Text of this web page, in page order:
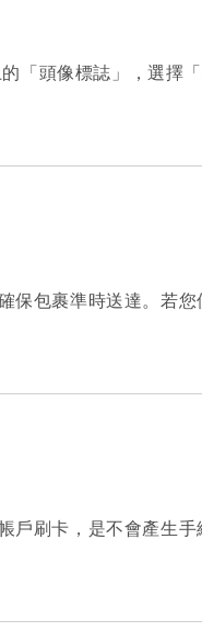
「頭像標誌」，選擇
保包裹準時送達。若
戶刷卡，是不會產生手